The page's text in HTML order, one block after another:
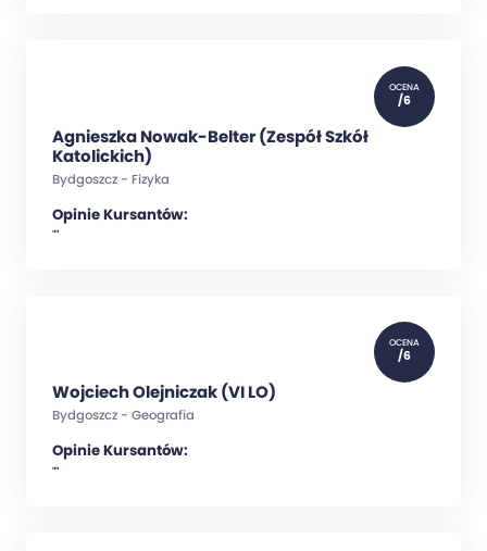
OCENA
/6
Agnieszka Nowak-Belter (Zespół Szkół
Katolickich)
Bydgoszcz - Fizyka
Opinie Kursantów:
""
OCENA
/6
Wojciech Olejniczak (VI LO)
Bydgoszcz - Geografia
Opinie Kursantów:
""